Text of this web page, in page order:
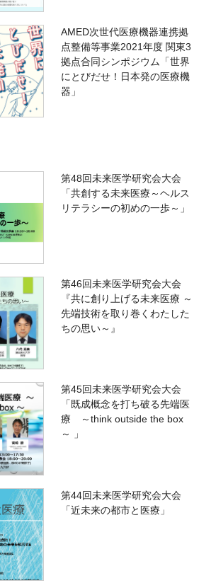
AMED次世代医療機器連携拠
点整備等事業2021年度 関東3
拠点合同シンポジウム「世界
にとびだせ！日本発の医療機
器」
第48回未来医学研究会大会
「共創する未来医療～ヘルス
リテラシーの初めの一歩～」
第46回未来医学研究会大会
『共に創り上げる未来医療 ～
先端技術を取り巻くわたした
ちの思い～』
第45回未来医学研究会大会
「既成概念を打ち破る先端医
療 ～think outside the box
～ 」
第44回未来医学研究会大会
「近未来の都市と医療」